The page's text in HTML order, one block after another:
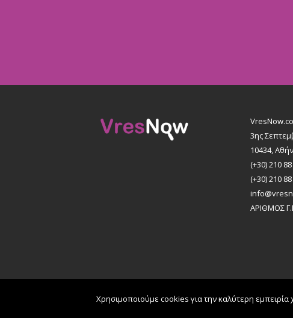
3ης
10434,
(+30) 210
(+30) 210
ΑΡΙΘΜΟΣ
All rights reserved © 2026 K & M ADVERTISING
Όροι
Χρησιμοποιούμε cookies για την καλύτερη